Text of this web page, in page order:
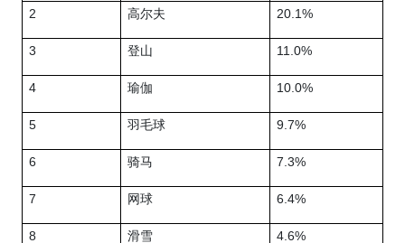
2 高尔夫 20.1%
3 登山 11.0%
4 瑜伽 10.0%
5 羽毛球 9.7%
6 骑马 7.3%
7 网球 6.4%
8 滑雪 4.6%